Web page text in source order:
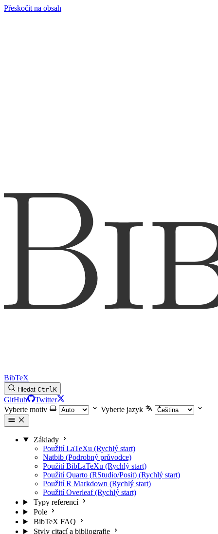
Přeskočit na obsah
BibTeX
Hledat CtrlK
GitHub
Twitter
Vyberte motiv
Vyberte jazyk
Základy
Použití LaTeXu (Rychlý start)
Natbib (Podrobný průvodce)
Použití BibLaTeXu (Rychlý start)
Použití Quarto (RStudio/Posit) (Rychlý start)
Použití R Markdown (Rychlý start)
Použití Overleaf (Rychlý start)
Typy referencí
Pole
BibTeX FAQ
Styly citací a bibliografie